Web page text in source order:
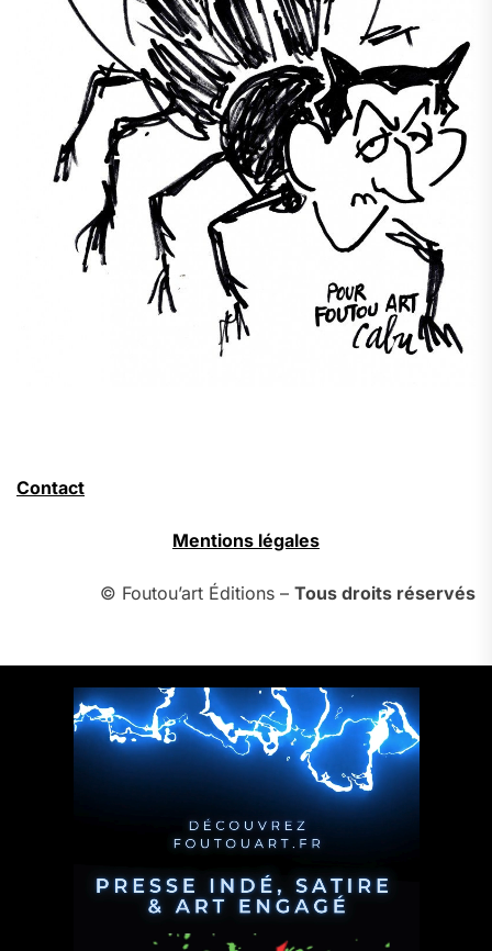
Contact
Mentions légales
© Foutou’art Éditions – Tous droits réservés